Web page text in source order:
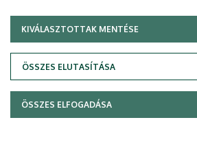
Adatvédelem
Szerzői jog © 2026 Unideb
KIVÁLASZTOTTAK MENTÉSE
ÖSSZES ELUTASÍTÁSA
WITHDRAW CONSENT
ÖSSZES ELFOGADÁSA